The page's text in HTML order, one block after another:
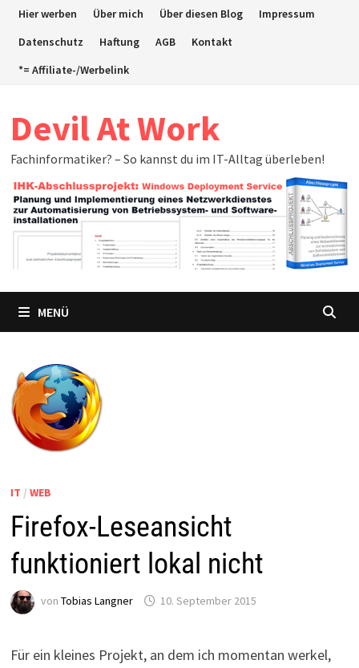
ZumHier werben Über mich Über diesen Blog
Impressum
Datenschutz
Haftung AGB
Kontakt
*= Affiliate-/Werbelink
Devil At Work
Fachinformatiker? – So kannst du im IT-Alltag überleben!
MENÜ
IT / WEB
Firefox-Leseansicht
funktioniert lokal nicht
von Tobias Langner 10. September 2015
Für ein kleines Projekt, an dem ich momentan werkel,